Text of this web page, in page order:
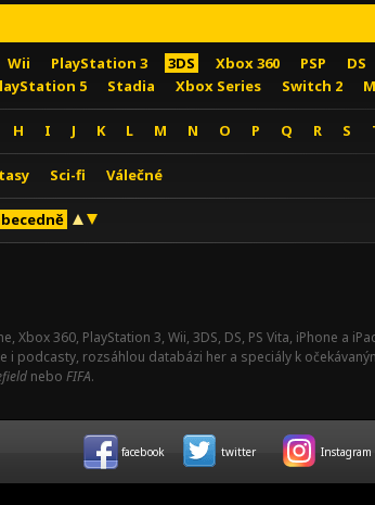
Wii PlayStation 3 3DS Xbox 360 PSP DS
5 Stadia Xbox Series Switch 2
H I J K L M N O P Q R S
Sci-fi Válečné
Xbox 360, PlayStation 3, Wii, 3DS, DS, PS Vita, iPhone a
i podcasty, rozsáhlou databázi her a speciály k
nebo FIFA.
facebook twitter Instagram